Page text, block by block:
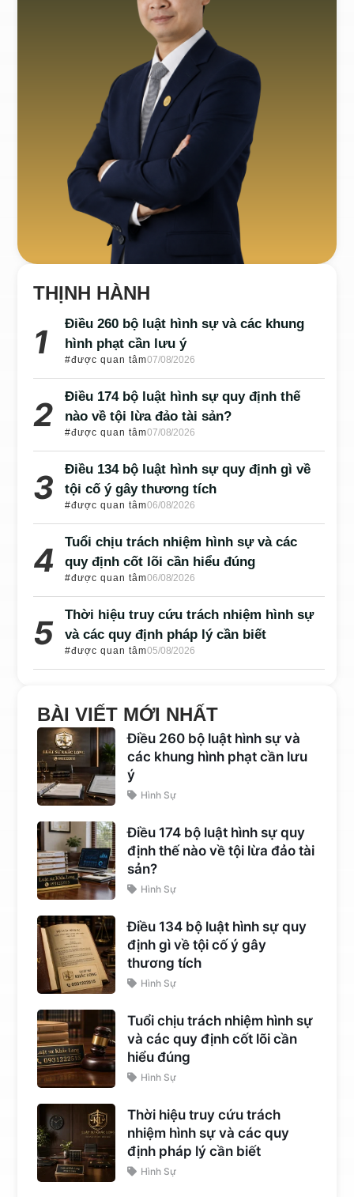
THỊNH HÀNH
Điều 260 bộ luật hình sự và các khung
hình phạt cần lưu ý
#được quan tâm07/08/2026
Điều 174 bộ luật hình sự quy định thế
nào về tội lừa đảo tài sản?
#được quan tâm07/08/2026
Điều 134 bộ luật hình sự quy định gì về
tội cố ý gây thương tích
#được quan tâm06/08/2026
Tuổi chịu trách nhiệm hình sự và các
quy định cốt lõi cần hiểu đúng
#được quan tâm06/08/2026
Thời hiệu truy cứu trách nhiệm hình sự
và các quy định pháp lý cần biết
#được quan tâm05/08/2026
BÀI VIẾT MỚI NHẤT
Điều 260 bộ luật hình sự và
các khung hình phạt cần lưu
ý
Hình Sự
Điều 174 bộ luật hình sự quy
định thế nào về tội lừa đảo tài
sản?
Hình Sự
Điều 134 bộ luật hình sự quy
định gì về tội cố ý gây
thương tích
Hình Sự
Tuổi chịu trách nhiệm hình sự
và các quy định cốt lõi cần
hiểu đúng
Hình Sự
Thời hiệu truy cứu trách
nhiệm hình sự và các quy
định pháp lý cần biết
Hình Sự